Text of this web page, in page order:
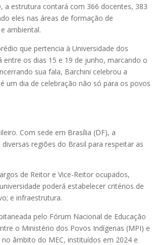
a estrutura contará com 366 docentes, 383
eles nas áreas de formação de
ambiental.
que pertencia à Universidade dos
os dias 15 e 19 de junho, marcando o
sua fala, Barchini celebrou a
um dia de celebração não só para os povos
Com sede em Brasília (DF), a
regiões do Brasil para respeitar as
de Reitor e Vice-Reitor ocupados,
poderá estabelecer critérios de
e infraestrutura.
pelo Fórum Nacional de Educação
o Ministério dos Povos Indígenas (MPI) e
âmbito do MEC, instituídos em 2024 e